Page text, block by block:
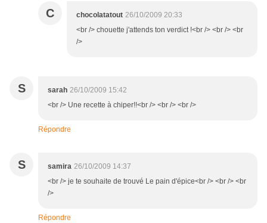
C chocolatatout 26/10/2009 20:33
<br /> chouette j'attends ton verdict !<br /> <br /> <br
/>
S sarah 26/10/2009 15:42
<br /> Une recette à chiper!!<br /> <br /> <br />
Répondre
S samira 26/10/2009 14:37
<br /> je te souhaite de trouvé Le pain d'épice<br /> <br /> <br
/>
Répondre